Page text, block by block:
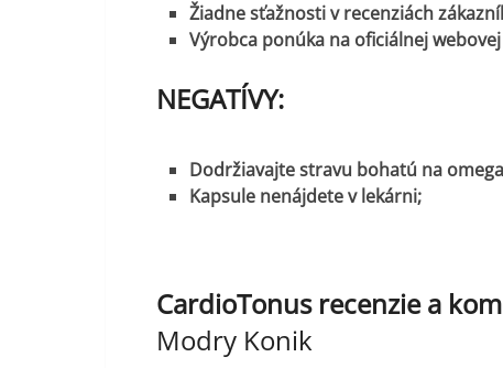
Žiadne sťažnosti v recenziách
Výrobca ponúka na oficiálnej
NEGATÍVY:
Dodržiavajte stravu bohatú na
Kapsule nenájdete v lekárni;
CardioTonus recenzie a
Modry Konik